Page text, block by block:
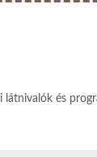
és